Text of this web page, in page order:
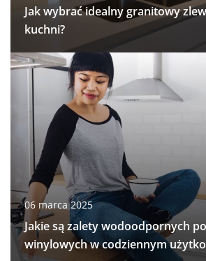
Jak wybrać idealny granitowy
kuchni?
06 marca 2025
Jakie są zalety wodoodpornych
winylowych w codziennym